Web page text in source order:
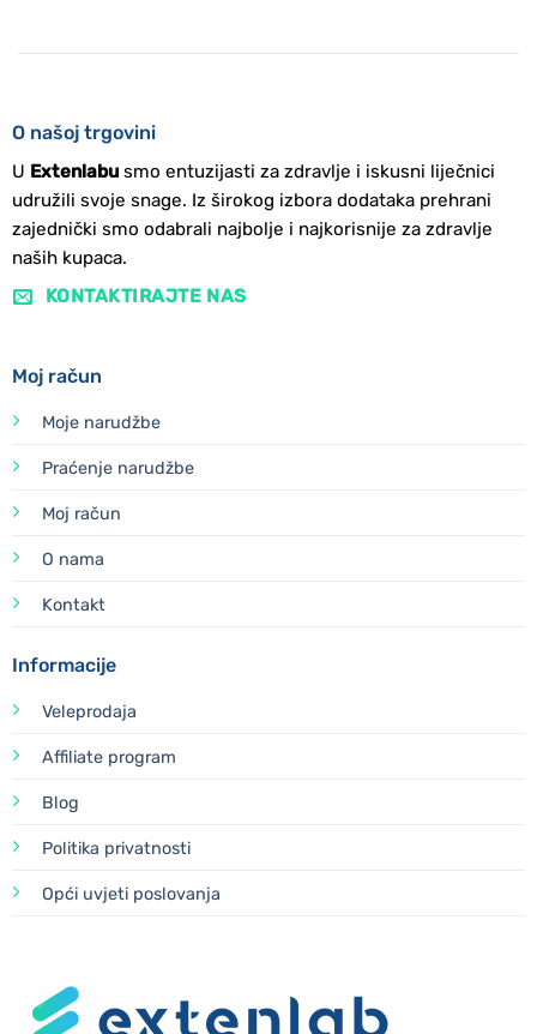
O našoj trgovini
U Extenlabusmo entuzijasti za zdravlje i iskusni liječnici
udružili svoje snage. Iz širokog izbora dodataka prehrani
zajednički smo odabrali najbolje i najkorisnije za zdravlje
naših kupaca.
KONTAKTIRAJTE NAS
Moj račun
Moje narudžbe
Praćenje narudžbe
Moj račun
O nama
Kontakt
Informacije
Veleprodaja
Affiliate program
Blog
Politika privatnosti
Opći uvjeti poslovanja